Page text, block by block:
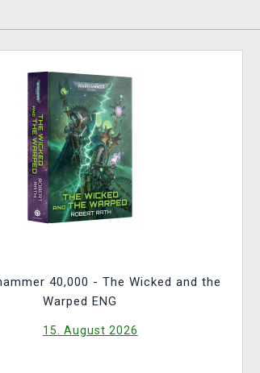
40,000 - The Wicked and the
Warped ENG
15. August 2026